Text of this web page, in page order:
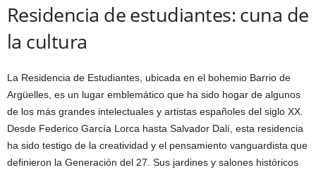
Residencia de estudiantes: cuna de
la cultura
La Residencia de Estudiantes, ubicada en el bohemio Barrio de
Argüelles, es un lugar emblemático que ha sido hogar de algunos
de los más grandes intelectuales y artistas españoles del siglo XX.
Desde Federico García Lorca hasta Salvador Dalí, esta residencia
ha sido testigo de la creatividad y el pensamiento vanguardista que
definieron la Generación del 27. Sus jardines y salones históricos